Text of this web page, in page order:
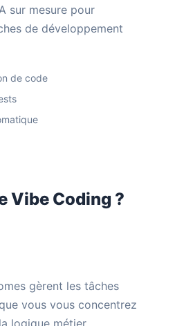
sur mesure pour
de développement
de code
Vibe Coding ?
gèrent les tâches
vous vous concentrez
logique métier.